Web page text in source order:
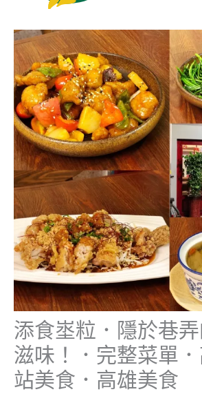
添食埊粒．隱於巷
滋味！．完整菜單
站美食．高雄美食